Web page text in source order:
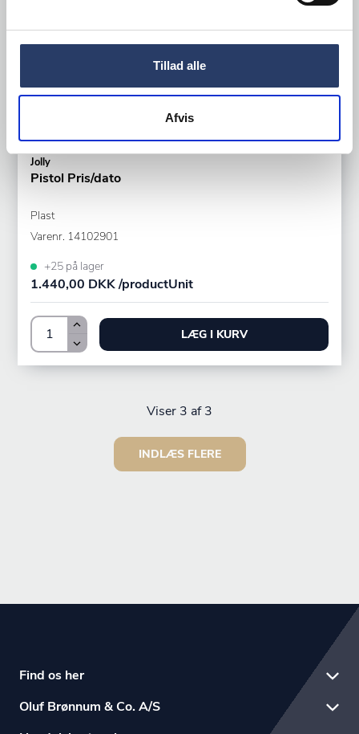
Tillad alle
Afvis
Jolly
Pistol Pris/dato
Plast
Varenr. 14102901
+25 på lager
1.440,00 DKK /productUnit
LÆG I KURV
Viser 3 af 3
INDLÆS FLERE
Find os her
Oluf Brønnum & Co. A/S